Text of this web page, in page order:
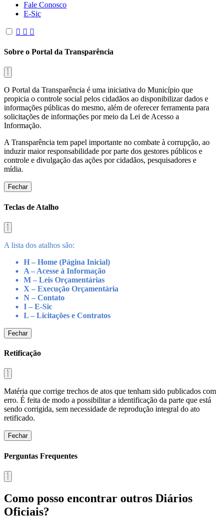
Fale Conosco
E-Sic
Sobre o Portal da Transparência
O Portal da Transparência é uma iniciativa do Município que
propicia o controle social pelos cidadãos ao disponibilizar dados e
informações públicas do mesmo, além de oferecer ferramenta para
solicitações de informações por meio da Lei de Acesso a
Informação.
A Transparência tem papel importante no combate à corrupção, ao
induzir maior responsabilidade por parte dos gestores públicos e
controle e divulgação das ações por cidadãos, pesquisadores e
mídia.
Fechar
Teclas de Atalho
A lista dos atalhos são:
H – Home (Página Inicial)
A – Acesse à Informação
M – Leis Orçamentárias
X – Execução Orçamentária
N – Contato
I – E-Sic
L – Licitações e Contratos
Fechar
Retificação
Matéria que corrige trechos de atos que tenham sido publicados com
erro. É feita de modo a possibilitar a identificação da parte que está
sendo corrigida, sem necessidade de reprodução integral do ato
retificado.
Fechar
Perguntas Frequentes
Como posso encontrar outros Diários
Oficiais?